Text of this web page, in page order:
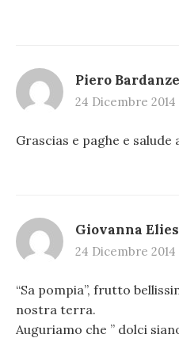
Piero
24 Dicembre 2014
Grascias e paghe e
Giovanna Elies
24 Dicembre 2014
“Sa pompia”, frutto
nostra terra.
Auguriamo che ” dolci